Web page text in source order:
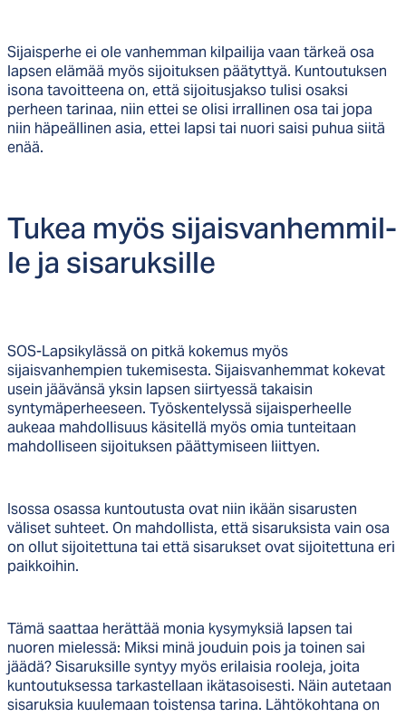
Sijaisperhe ei ole vanhemman kilpailija vaan tärkeä osa
lapsen elämää myös sijoituksen päätyttyä. Kuntoutuksen
isona tavoitteena on, että sijoitusjakso tulisi osaksi
perheen tarinaa, niin ettei se olisi irrallinen osa tai jopa
niin häpeällinen asia, ettei lapsi tai nuori saisi puhua siitä
enää.
Tu­kea myös si­jais­van­hem­mil­
le ja si­sa­ruk­sil­le
SOS-Lapsikylässä on pitkä kokemus myös
sijaisvanhempien tukemisesta. Sijaisvanhemmat kokevat
usein jäävänsä yksin lapsen siirtyessä takaisin
syntymäperheeseen. Työskentelyssä sijaisperheelle
aukeaa mahdollisuus käsitellä myös omia tunteitaan
mahdolliseen sijoituksen päättymiseen liittyen.
Isossa osassa kuntoutusta ovat niin ikään sisarusten
väliset suhteet. On mahdollista, että sisaruksista vain osa
on ollut sijoitettuna tai että sisarukset ovat sijoitettuna eri
paikkoihin.
Tämä saattaa herättää monia kysymyksiä lapsen tai
nuoren mielessä: Miksi minä jouduin pois ja toinen sai
jäädä? Sisaruksille syntyy myös erilaisia rooleja, joita
kuntoutuksessa tarkastellaan ikätasoisesti. Näin autetaan
sisaruksia kuulemaan toistensa tarina. Lähtökohtana on